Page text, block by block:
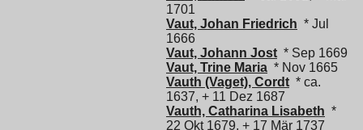
1701
Vaut, Johan Friedrich * Jul
1666
Vaut, Johann Jost * Sep 1669
Vaut, Trine Maria * Nov 1665
Vauth (Vaget), Cordt * ca.
1637, + 11 Dez 1687
Vauth, Catharina Lisabeth *
22 Okt 1679, + 17 Mär 1737